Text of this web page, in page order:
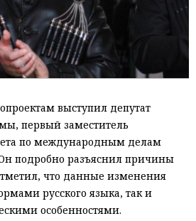
выступил депутат
первый заместитель
по международным делам
подробно разъяснил причины
что данные изменения
русского языка, так и
особенностями.